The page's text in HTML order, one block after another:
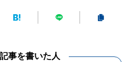
事を書いた人